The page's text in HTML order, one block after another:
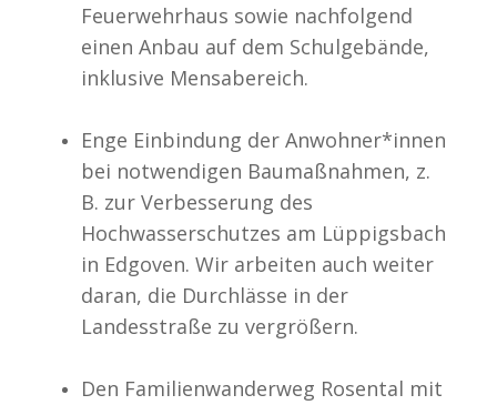
Feuerwehrhaus sowie nachfolgend
einen Anbau auf dem Schulgebände,
inklusive Mensabereich.
Enge Einbindung der Anwohner*innen
bei notwendigen Baumaßnahmen, z.
B. zur Verbesserung des
Hochwasserschutzes am Lüppigsbach
in Edgoven. Wir arbeiten auch weiter
daran, die Durchlässe in der
Landesstraße zu vergrößern.
Den Familienwanderweg Rosental mit